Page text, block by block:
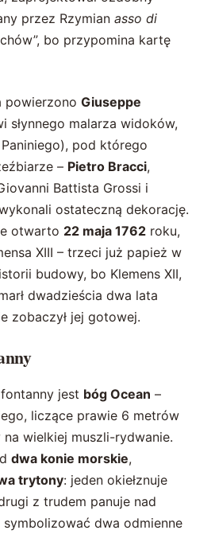
przez Rzymian asso di
bo przypomina kartę
powierzono Giuseppe
słynnego malarza widoków,
pod którego
– Pietro Bracci,
Battista Grossi i
ostateczną dekorację.
otwarto 22 maja 1762 roku,
XIII – trzeci już papież w
budowy, bo Klemens XII,
dwadzieścia dwa lata
zobaczył jej gotowej.
jest bóg Ocean –
liczące prawie 6 metrów
wielkiej muszli-rydwanie.
dwa konie morskie,
trytony: jeden okiełznuje
z trudem panuje nad
symbolizować dwa odmienne